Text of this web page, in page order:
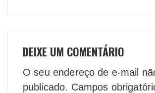
DEIXE UM COMENTÁRIO
O seu endereço de e-mail
publicado. Campos